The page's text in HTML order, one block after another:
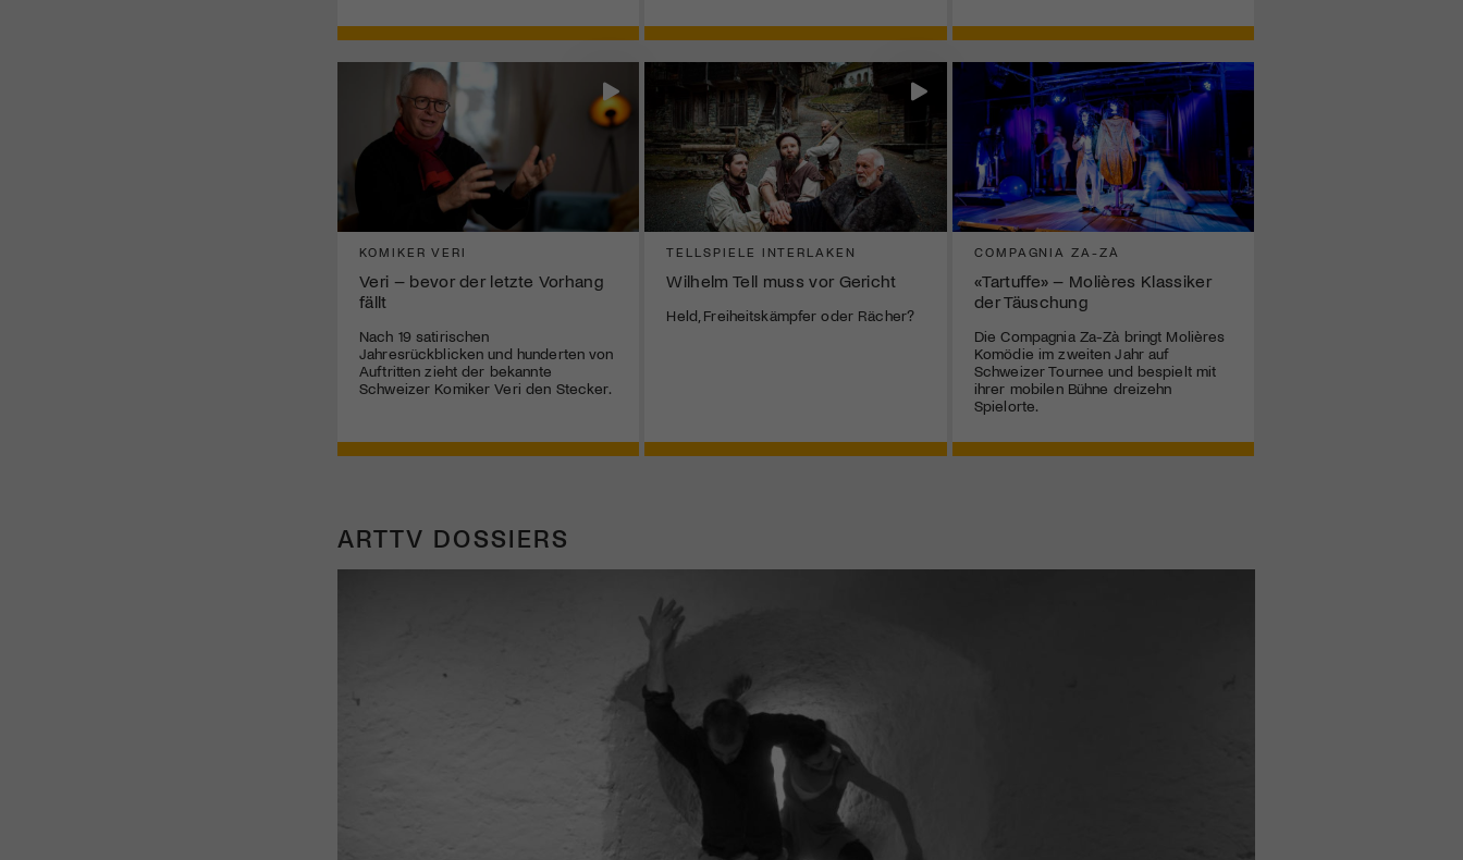
KOMIKER VERI
Veri – bevor der letzte Vorhang
fällt
Nach 19 satirischen
Jahresrückblicken und hunderten von
Auftritten zieht der bekannte
Schweizer Komiker Veri den Stecker.
TELLSPIELE INTERLAKEN
Wilhelm Tell muss vor Gericht
Held, Freiheitskämpfer oder Rächer?
COMPAGNIA ZA-ZÀ
«Tartuffe» – Molières Klassiker
der Täuschung
Die Compagnia Za-Zà bringt Molières
Komödie im zweiten Jahr auf
Schweizer Tournee und bespielt mit
ihrer mobilen Bühne dreizehn
Spielorte.
ARTTV DOSSIERS